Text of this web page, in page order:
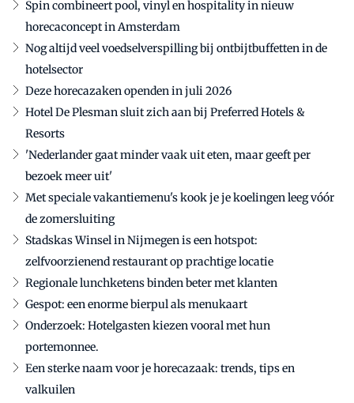
Spin combineert pool, vinyl en hospitality in nieuw
horecaconcept in Amsterdam
Nog altijd veel voedselverspilling bij ontbijtbuffetten in de
hotelsector
Deze horecazaken openden in juli 2026
Hotel De Plesman sluit zich aan bij Preferred Hotels &
Resorts
'Nederlander gaat minder vaak uit eten, maar geeft per
bezoek meer uit'
Met speciale vakantiemenu's kook je je koelingen leeg vóór
de zomersluiting
Stadskas Winsel in Nijmegen is een hotspot:
zelfvoorzienend restaurant op prachtige locatie
Regionale lunchketens binden beter met klanten
Gespot: een enorme bierpul als menukaart
Onderzoek: Hotelgasten kiezen vooral met hun
portemonnee.
Een sterke naam voor je horecazaak: trends, tips en
valkuilen